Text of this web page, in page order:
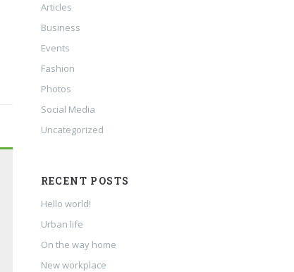
Articles
Business
Events
Fashion
Photos
Social Media
Uncategorized
RECENT POSTS
Hello world!
Urban life
On the way home
New workplace